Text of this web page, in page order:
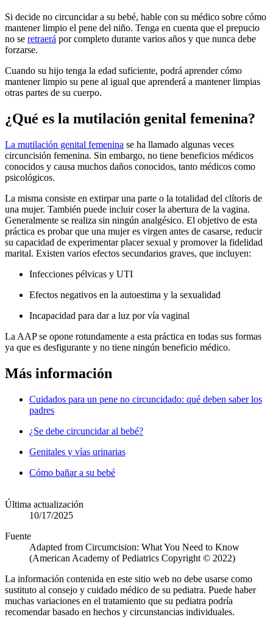
Si decide no circuncidar a su bebé, hable con su médico sobre cómo
mantener limpio el pene del niño. Tenga en cuenta que el prepucio
no se retraerá por completo durante varios años y que nunca debe
forzarse.
Cuando su hijo tenga la edad suficiente, podrá aprender cómo
mantener limpio su pene al igual que aprenderá a mantener limpias
otras partes de su cuerpo.
¿Qué es la mutilación genital femenina?
La mutilación genital femenina se ha llamado algunas veces
circuncisión femenina. Sin embargo, no tiene beneficios médicos
conocidos y causa muchos daños conocidos, tanto médicos como
psicológicos.
La misma consiste en extirpar una parte o la totalidad del clítoris de
una mujer. También puede incluir coser la abertura de la vagina.
Generalmente se realiza sin ningún analgésico. El objetivo de esta
práctica es probar que una mujer es virgen antes de casarse, reducir
su capacidad de experimentar placer sexual y promover la fidelidad
marital. Existen varios efectos secundarios graves, que incluyen:
Infecciones pélvicas y UTI
Efectos negativos en la autoestima y la sexualidad
Incapacidad para dar a luz por vía vaginal
La AAP se opone rotundamente a esta práctica en todas sus formas
ya que es desfigurante y no tiene ningún beneficio médico.
Más información
Cuidados para un pene no circuncidado: qué deben saber los
padres
¿Se debe circuncidar al bebé?
Genitales y vías urinarias
Cómo bañar a su bebé
Última actualización
10/17/2025
Fuente
Adapted from Circumcision: What You Need to Know
(American Academy of Pediatrics Copyright © 2022)
La información contenida en este sitio web no debe usarse como
sustituto al consejo y cuidado médico de su pediatra. Puede haber
muchas variaciones en el tratamiento que su pediatra podría
recomendar basado en hechos y circunstancias individuales.